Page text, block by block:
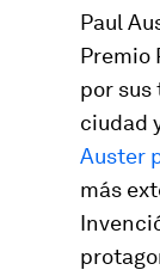
Paul
Premio
por sus
ciudad
Auster
más